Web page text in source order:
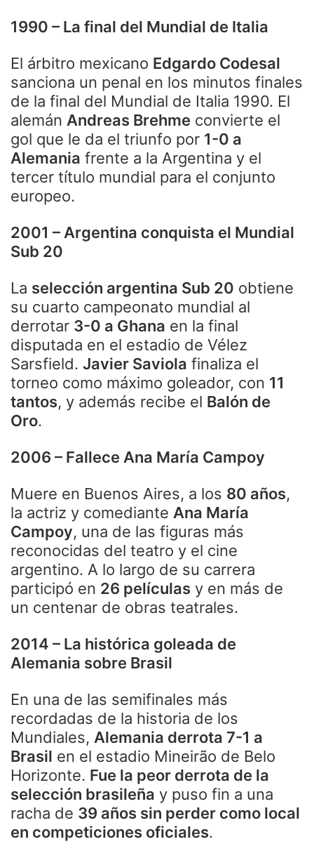
1990 – La final del Mundial de Italia
El árbitro mexicano Edgardo Codesal
sanciona un penal en los minutos finales
de la final del Mundial de Italia 1990. El
alemán Andreas Brehme convierte el
gol que le da el triunfo por 1-0 a
Alemania frente a la Argentina y el
tercer título mundial para el conjunto
europeo.
2001 – Argentina conquista el Mundial
Sub 20
La selección argentina Sub 20 obtiene
su cuarto campeonato mundial al
derrotar 3-0 a Ghana en la final
disputada en el estadio de Vélez
Sarsfield. Javier Saviola finaliza el
torneo como máximo goleador, con 11
tantos, y además recibe el Balón de
Oro.
2006 – Fallece Ana María Campoy
Muere en Buenos Aires, a los 80 años,
la actriz y comediante Ana María
Campoy, una de las figuras más
reconocidas del teatro y el cine
argentino. A lo largo de su carrera
participó en 26 películas y en más de
un centenar de obras teatrales.
2014 – La histórica goleada de
Alemania sobre Brasil
En una de las semifinales más
recordadas de la historia de los
Mundiales, Alemania derrota 7-1 a
Brasil en el estadio Mineirão de Belo
Horizonte. Fue la peor derrota de la
selección brasileña y puso fin a una
racha de 39 años sin perder como local
en competiciones oficiales.